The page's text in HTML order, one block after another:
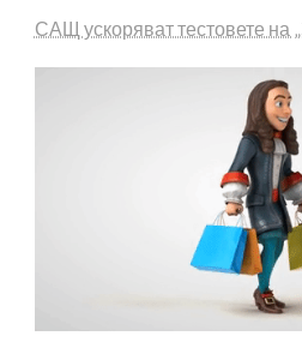
САЩ ускоряват тестовете на